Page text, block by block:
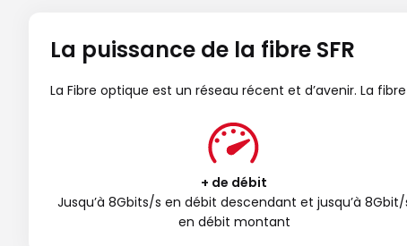
La puissance de la fibre SFR
La Fibre optique est un réseau récent et d’avenir. La
+ de débit
Jusqu’à 8Gbits/s en débit descendant et jusqu’à 8Gbit/
en débit montant